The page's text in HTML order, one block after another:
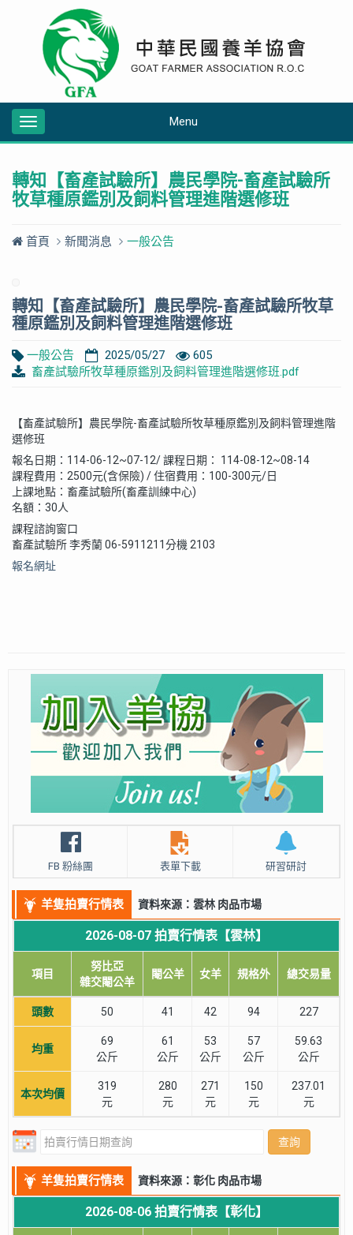
Menu
Toggle
navigation
轉知【畜產試驗所】農民學院-畜產試驗所
牧草種原鑑別及飼料管理進階選修班
首頁 新聞消息 一般公告
轉知【畜產試驗所】農民學院-畜產試驗所牧草
種原鑑別及飼料管理進階選修班
一般公告 2025/05/27
605
畜產試驗所牧草種原鑑別及飼料管理進階選修班.pdf
【畜產試驗所】農民學院-畜產試驗所牧草種原鑑別及飼料管理進階
選修班
報名日期：114-06-12~07-12/ 課程日期： 114-08-12~08-14
課程費用：2500元(含保險) / 住宿費用：100-300元/日
上課地點：畜產試驗所(畜產訓練中心)
名額：30人
課程諮詢窗口
畜產試驗所 李秀蘭 06-5911211分機 2103
報名網址
FB 粉絲團 表單下載 研習研討
羊隻拍賣行情表 資料來源：雲林 肉品市場
2026-08-07 拍賣行情表【雲林】
項目
努比亞
雜交閹公羊
閹公羊 女羊 規格外 總交易量
頭數 50 41 42 94 227
均重
69
公斤
61
公斤
53
公斤
57
公斤
59.63
公斤
本次均價
319
元
280
元
271
元
150
元
237.01
元
查詢
羊隻拍賣行情表 資料來源：彰化 肉品市場
2026-08-06 拍賣行情表【彰化】